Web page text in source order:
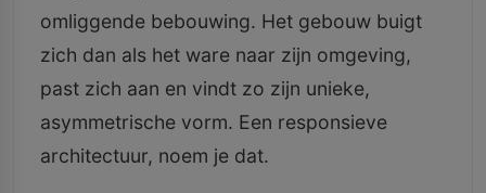
omliggende bebouwing. Het gebouw buigt
zich dan als het ware naar zijn omgeving,
past zich aan en vindt zo zijn unieke,
asymmetrische vorm. Een responsieve
architectuur, noem je dat.